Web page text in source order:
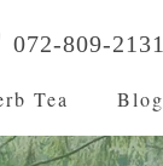
072-809-2131
Tea Blog